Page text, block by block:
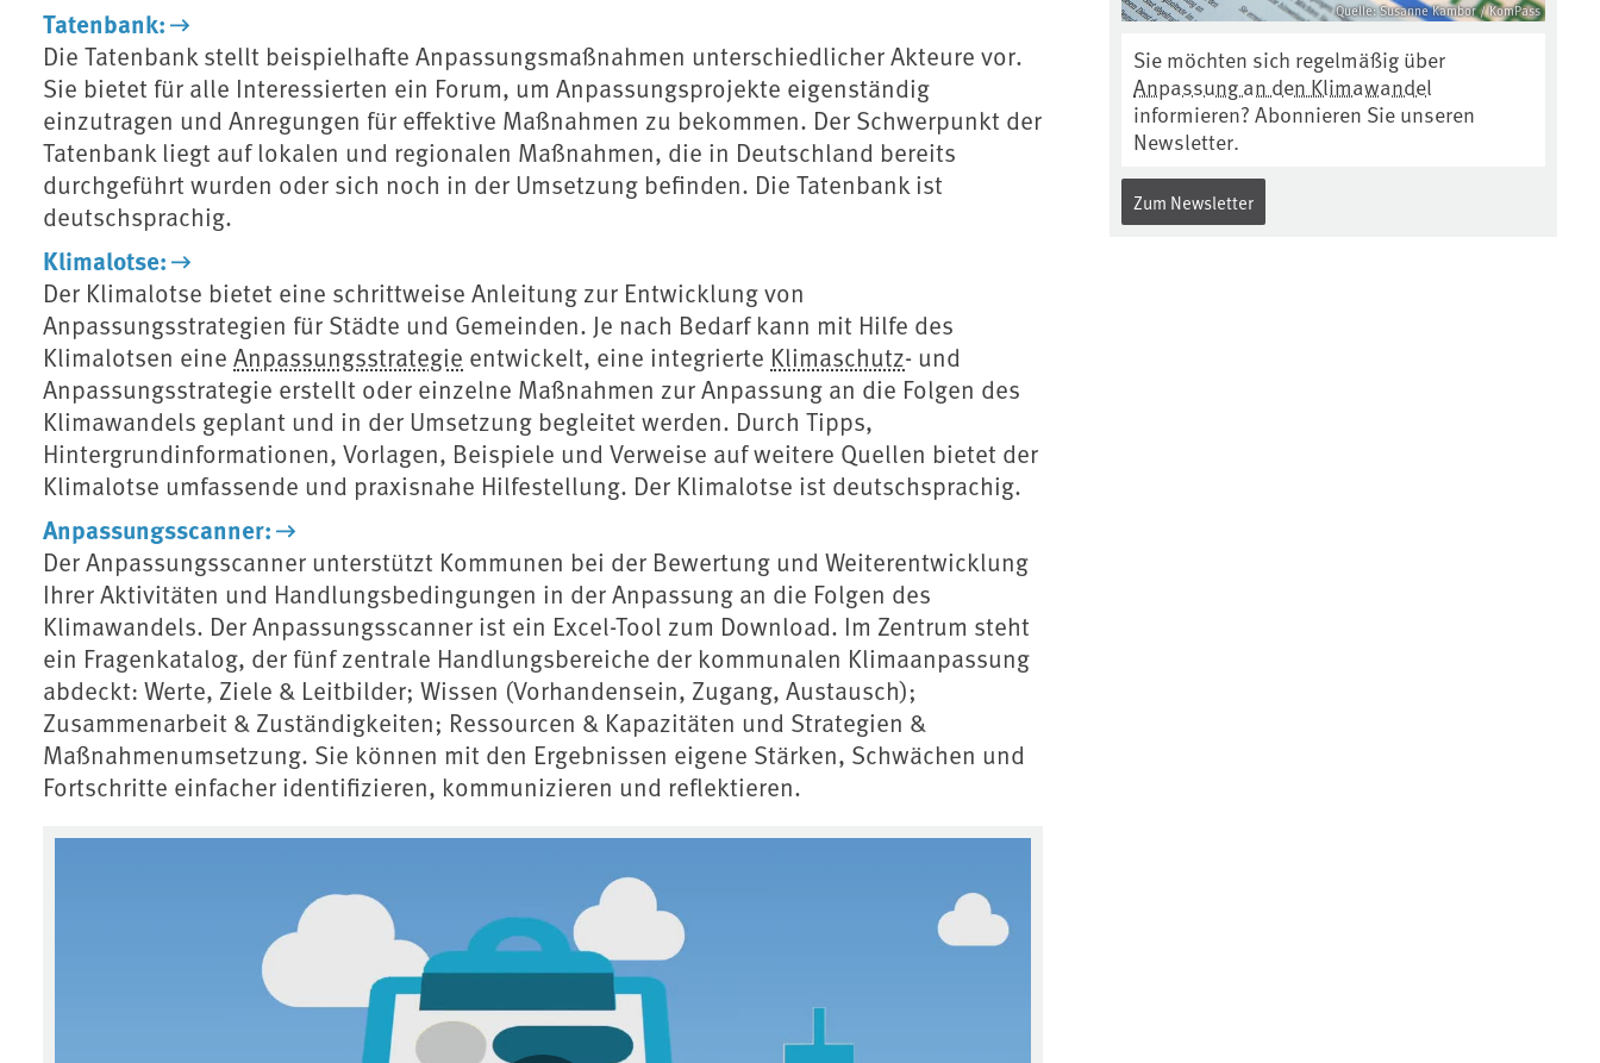
Tatenbank:
Die Tatenbank stellt beispielhafte Anpassungsmaßnahmen unterschiedlicher Akteure vor.
Sie bietet für alle Interessierten ein Forum, um Anpassungsprojekte eigenständig
einzutragen und Anregungen für effektive Maßnahmen zu bekommen. Der Schwerpunkt der
Tatenbank liegt auf lokalen und regionalen Maßnahmen, die in Deutschland bereits
durchgeführt wurden oder sich noch in der Umsetzung befinden. Die Tatenbank ist
deutschsprachig.
Klimalotse:
Der Klimalotse bietet eine schrittweise Anleitung zur Entwicklung von
Anpassungsstrategien für Städte und Gemeinden. Je nach Bedarf kann mit Hilfe des
Klimalotsen eine Anpassungsstrategie entwickelt, eine integrierte Klimaschutz- und
Anpassungsstrategie erstellt oder einzelne Maßnahmen zur Anpassung an die Folgen des
Klimawandels geplant und in der Umsetzung begleitet werden. Durch Tipps,
Hintergrundinformationen, Vorlagen, Beispiele und Verweise auf weitere Quellen bietet der
Klimalotse umfassende und praxisnahe Hilfestellung. Der Klimalotse ist deutschsprachig.
Anpassungsscanner:
Der Anpassungsscanner unterstützt Kommunen bei der Bewertung und Weiterentwicklung
Ihrer Aktivitäten und Handlungsbedingungen in der Anpassung an die Folgen des
Klimawandels. Der Anpassungsscanner ist ein Excel-Tool zum Download. Im Zentrum steht
ein Fragenkatalog, der fünf zentrale Handlungsbereiche der kommunalen Klimaanpassung
abdeckt: Werte, Ziele & Leitbilder; Wissen (Vorhandensein, Zugang, Austausch);
Zusammenarbeit & Zuständigkeiten; Ressourcen & Kapazitäten und Strategien &
Maßnahmenumsetzung. Sie können mit den Ergebnissen eigene Stärken, Schwächen und
Fortschritte einfacher identifizieren, kommunizieren und reflektieren.
Quelle: Susanne Kambor / KomPass
Sie möchten sich regelmäßig über
Anpassung an den Klimawandel
informieren? Abonnieren Sie unseren
Newsletter.
Zum Newsletter